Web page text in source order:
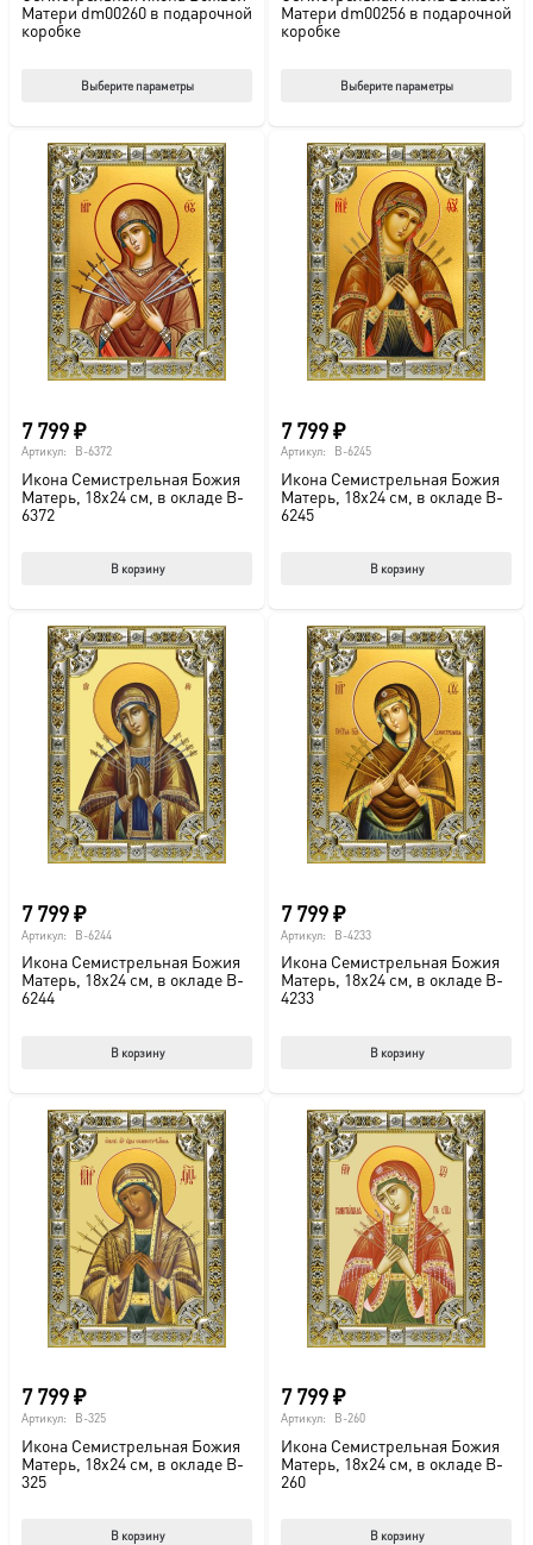
Матери dm00260 в подарочной
коробке
Выберите параметры
Матери dm00256 в подарочной
коробке
Выберите параметры
7 799₽
Артикул: B-6372
Икона Семистрельная Божия
Матерь, 18х24 см, в окладе B-
6372
В корзину
7 799₽
Артикул: B-6245
Икона Семистрельная Божия
Матерь, 18х24 см, в окладе B-
6245
В корзину
7 799₽
Артикул: B-6244
Икона Семистрельная Божия
Матерь, 18х24 см, в окладе B-
6244
В корзину
7 799₽
Артикул: B-4233
Икона Семистрельная Божия
Матерь, 18х24 см, в окладе B-
4233
В корзину
7 799₽
Артикул: B-325
Икона Семистрельная Божия
Матерь, 18х24 см, в окладе B-
325
В корзину
7 799₽
Артикул: B-260
Икона Семистрельная Божия
Матерь, 18х24 см, в окладе B-
260
В корзину